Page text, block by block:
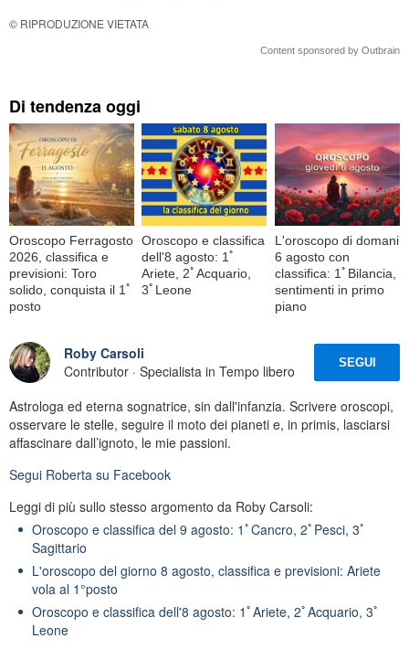
© RIPRODUZIONE VIETATA
Content sponsored by Outbrain
Di tendenza oggi
Oroscopo Ferragosto
2026, classifica e
previsioni: Toro
solido, conquista il 1ﾟ
posto
Oroscopo e classifica
dell'8 agosto: 1ﾟ
Ariete, 2ﾟAcquario,
3ﾟLeone
L'oroscopo di domani
6 agosto con
classifica: 1ﾟBilancia,
sentimenti in primo
piano
Roby Carsoli
Contributor · Specialista in Tempo libero
SEGUI
Astrologa ed eterna sognatrice, sin dall'infanzia. Scrivere oroscopi,
osservare le stelle, seguire il moto dei pianeti e, in primis, lasciarsi
affascinare dall’ignoto, le mie passioni.
Segui Roberta su Facebook
Leggi di più sullo stesso argomento da Roby Carsoli:
Oroscopo e classifica del 9 agosto: 1ﾟCancro, 2ﾟPesci, 3ﾟ
Sagittario
L'oroscopo del giorno 8 agosto, classifica e previsioni: Ariete
vola al 1°posto
Oroscopo e classifica dell'8 agosto: 1ﾟAriete, 2ﾟAcquario, 3ﾟ
Leone